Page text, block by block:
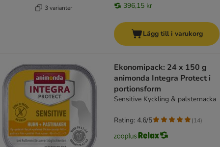
3 varianter 396,15 kr
Lägg till i varukorg
Ekonomipack: 24 x 150 g
animonda Integra Protect i
portionsform
Sensitive Kyckling & palsternacka
Rating: 4.6/5 (14)